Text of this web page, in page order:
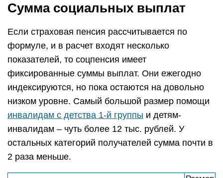
Сумма социальных выплат
Если страховая пенсия рассчитывается по
формуле, и в расчет входят несколько
показателей, то соцпенсия имеет
фиксированные суммы выплат. Они ежегодно
индексируются, но пока остаются на довольно
низком уровне. Самый большой размер помощи
инвалидам с детства 1-й группы и детям-
инвалидам – чуть более 12 тыс. рублей. У
остальных категорий получателей сумма почти в
2 раза меньше.